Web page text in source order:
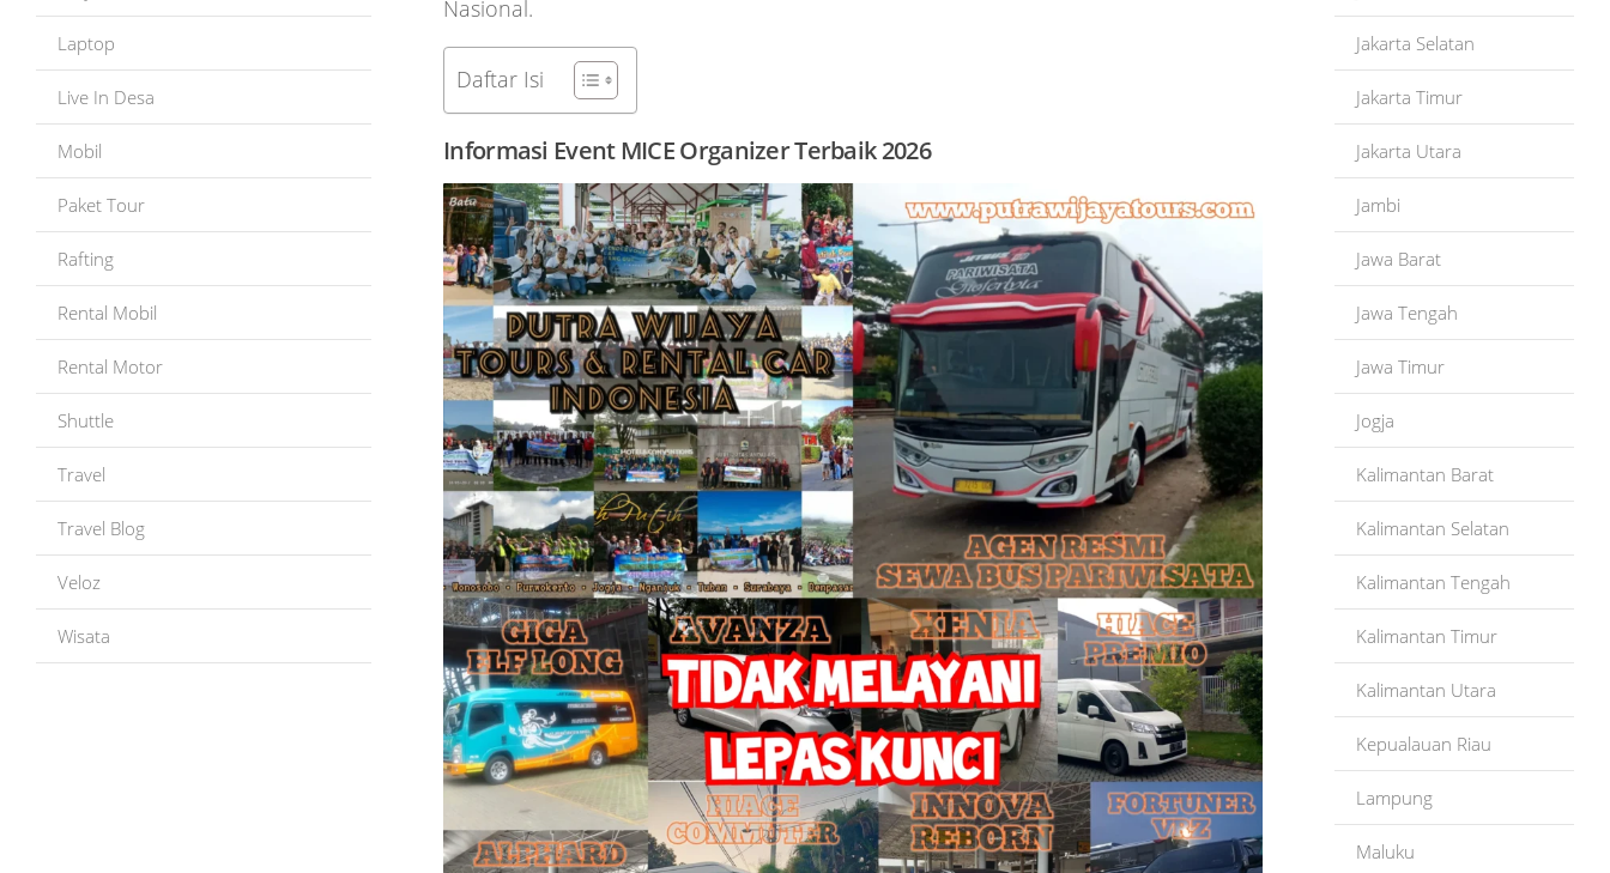
Nasional.
Daftar Isi
Informasi Event MICE Organizer Terbaik 2026
Laptop
Live In Desa
Mobil
Paket Tour
Rafting
Rental Mobil
Rental Motor
Shuttle
Travel
Travel Blog
Veloz
Wisata
Jakarta Selatan
Jakarta Timur
Jakarta Utara
Jambi
Jawa Barat
Jawa Tengah
Jawa Timur
Jogja
Kalimantan Barat
Kalimantan Selatan
Kalimantan Tengah
Kalimantan Timur
Kalimantan Utara
Kepualauan Riau
Lampung
Maluku